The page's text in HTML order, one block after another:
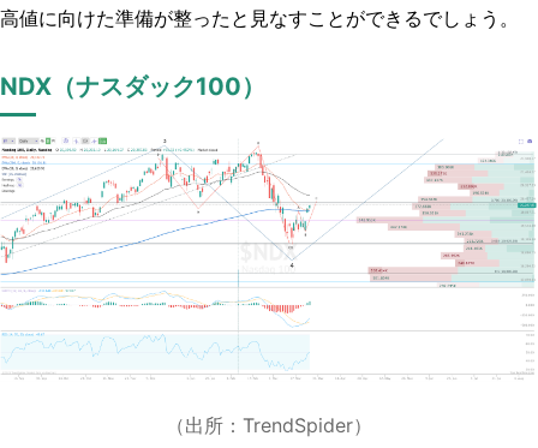
高値に向けた準備が整ったと見なすことができるでしょう。
NDX（ナスダック100）
（出所：TrendSpider）